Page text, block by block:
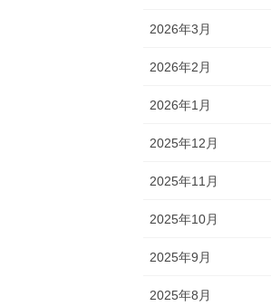
2026年3月
2026年2月
2026年1月
2025年12月
2025年11月
2025年10月
2025年9月
2025年8月